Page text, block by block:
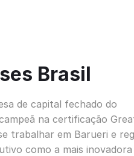
Brasil
de capital fechado do
na certificação
trabalhar em Barueri e
como a mais inovadora